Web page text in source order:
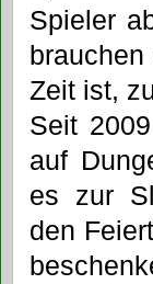
Spieler
Zeit ist,
Seit
auf
es zur
den